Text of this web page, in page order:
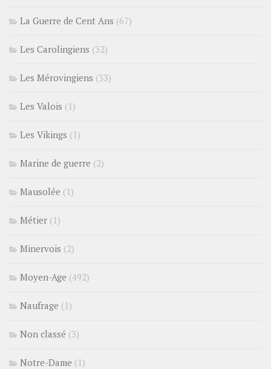
La Guerre de Cent Ans (67)
Les Carolingiens (32)
Les Mérovingiens (33)
Les Valois (1)
Les Vikings (1)
Marine de guerre (2)
Mausolée (1)
Métier (1)
Minervois (2)
Moyen-Age (492)
Naufrage (1)
Non classé (3)
Notre-Dame (1)